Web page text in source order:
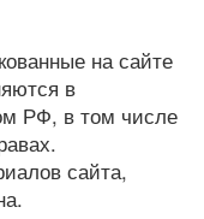
на сайте
в
РФ, в том числе
сайта,